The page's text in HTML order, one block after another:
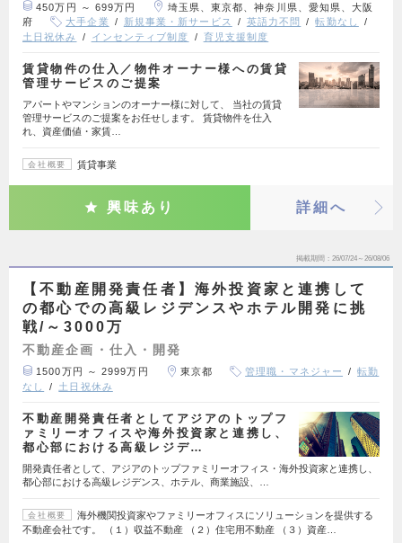
450万円 ～ 699万円
埼玉県、東京都、神奈川県、愛知県、大阪
府
大手企業 新規事業・新サービス 英語力不問
転勤なし
土日祝休み
インセンティブ制度 育児支援制度
賃貸物件の仕入／物件オーナー様への賃貸
管理サービスのご提案
アパートやマンションのオーナー様に対して、 当社の賃貸
管理サービスのご提案をお任せします。 賃貸物件を仕入
れ、資産価値・家賃…
会社概要 賃貸事業
興味あり 詳細へ
掲載期間 26/07/24～26/08/06
【不動産開発責任者】海外投資家と連携して
の都心での高級レジデンスやホテル開発に挑
戦/～3000万
不動産企画・仕入・開発
1500万円 ～ 2999万円 東京都 管理職・マネジャー
転勤
なし
土日祝休み
不動産開発責任者としてアジアのトップフ
ァミリーオフィスや海外投資家と連携し、
都心部における高級レジデ…
開発責任者として、アジアのトップファミリーオフィス・海外投資家と連携し、
都心部における高級レジデンス、ホテル、商業施設、…
会社概要
海外機関投資家やファミリーオフィスにソリューションを提供する
不動産会社です。 （１）収益不動産 （２）住宅用不動産 （３）資産…